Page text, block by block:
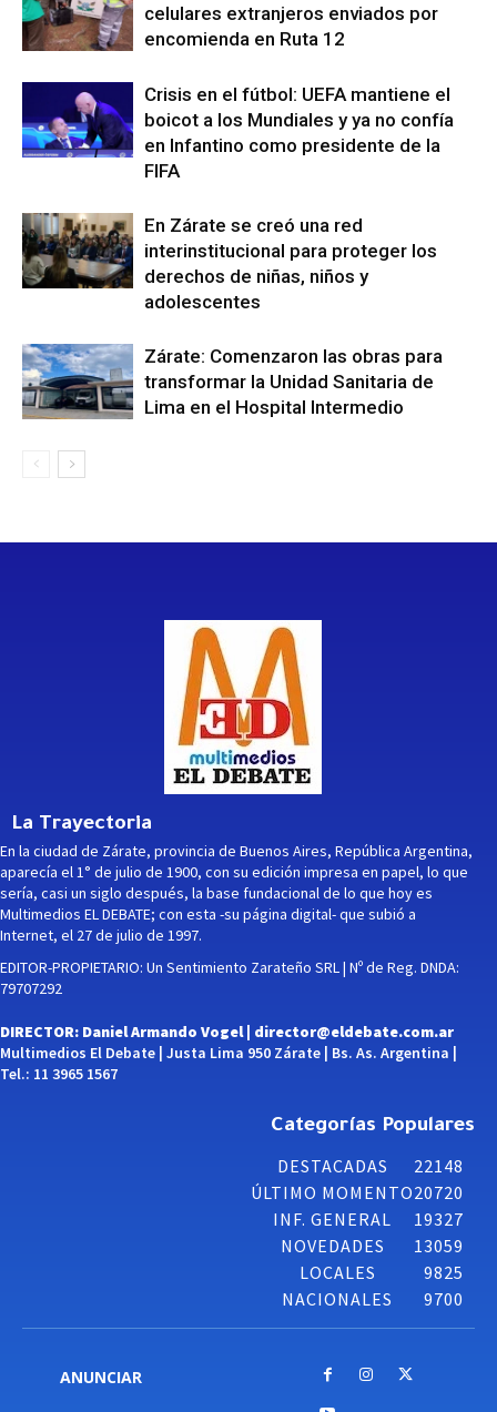
celulares extranjeros enviados por
encomienda en Ruta 12
Crisis en el fútbol: UEFA mantiene el
boicot a los Mundiales y ya no confía
en Infantino como presidente de la
FIFA
En Zárate se creó una red
interinstitucional para proteger los
derechos de niñas, niños y
adolescentes
Zárate: Comenzaron las obras para
transformar la Unidad Sanitaria de
Lima en el Hospital Intermedio
La Trayectoria
En la ciudad de Zárate, provincia de Buenos Aires, República Argentina,
aparecía el 1° de julio de 1900, con su edición impresa en papel, lo que
sería, casi un siglo después, la base fundacional de lo que hoy es
Multimedios EL DEBATE; con esta -su página digital- que subió a
Internet, el 27 de julio de 1997.
EDITOR-PROPIETARIO: Un Sentimiento Zarateño SRL | Nº de Reg. DNDA:
79707292
DIRECTOR: Daniel Armando Vogel | director@eldebate.com.ar
Multimedios El Debate | Justa Lima 950 Zárate | Bs. As. Argentina |
Tel.: 11 3965 1567
Categorías Populares
DESTACADAS
22148
ÚLTIMO MOMENTO20720
INF. GENERAL
19327
NOVEDADES
13059
LOCALES
9825
NACIONALES
9700
ANUNCIAR